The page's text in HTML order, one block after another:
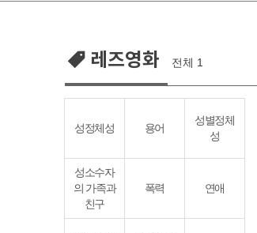
레즈영화 전체 1
성정체성 용어
성별정체
성
성소수자
의 가족과
친구
폭력 연애